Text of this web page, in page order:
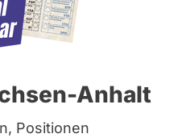
Anhalt
Positionen
haben Sie dem
und technische